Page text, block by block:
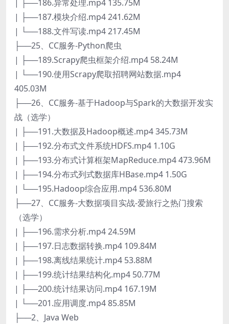
| ├──186.异常处理.mp4 135.75M
| ├──187.模块介绍.mp4 241.62M
| └──188.文件写读.mp4 217.45M
├──25、CC服务-Python爬虫
| ├──189.Scrapy爬虫框架介绍.mp4 58.24M
| └──190.使用Scrapy爬取招聘网站数据.mp4
405.03M
├──26、CC服务-基于Hadoop与Spark的大数据开发实
战（选学）
| ├──191.大数据及Hadoop概述.mp4 345.73M
| ├──192.分布式文件系统HDFS.mp4 1.10G
| ├──193.分布式计算框架MapReduce.mp4 473.96M
| ├──194.分布式列式数据库HBase.mp4 1.50G
| └──195.Hadoop综合应用.mp4 536.80M
├──27、CC服务-大数据项目实战-爱旅行之热门搜索
（选学）
| ├──196.需求分析.mp4 24.59M
| ├──197.日志数据转换.mp4 109.84M
| ├──198.离线结果统计.mp4 53.88M
| ├──199.统计结果结构化.mp4 50.77M
| ├──200.统计结果访问.mp4 167.19M
| └──201.应用调度.mp4 85.85M
├──2、Java Web